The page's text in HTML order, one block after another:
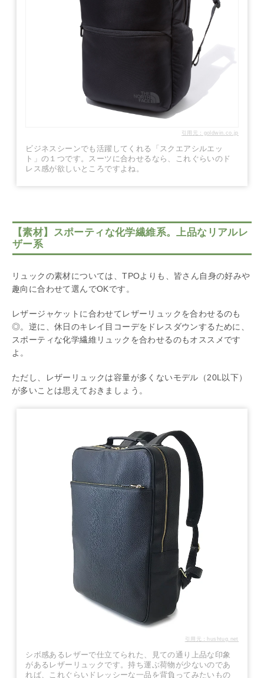
引用元：goldwin.co.jp
ビジネスシーンでも活躍してくれる「スクエアシルエッ
ト」の１つです。スーツに合わせるなら、これぐらいのド
レス感が欲しいところですよね。
【素材】スポーティな化学繊維系。上品なリアルレ
ザー系
リュックの素材については、TPOよりも、皆さん自身の好みや
趣向に合わせて選んでOKです。
レザージャケットに合わせてレザーリュックを合わせるのも
◎。逆に、休日のキレイ目コーデをドレスダウンするために、
スポーティな化学繊維リュックを合わせるのもオススメです
よ。
ただし、レザーリュックは容量が多くないモデル（20L以下）
が多いことは思えておきましょう。
引用元：hushtug.net
シボ感あるレザーで仕立てられた、見ての通り上品な印象
があるレザーリュックです。持ち運ぶ荷物が少ないのであ
れば、これぐらいドレッシーな一品を背負ってみたいもの